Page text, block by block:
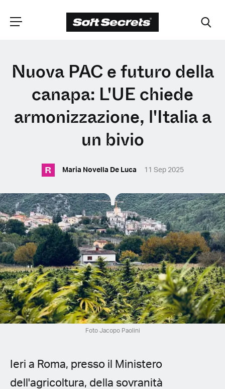
SCEGLI LA
TUA POSIZIONE
Dutch
English (United States)
Spanish (Spain)
Spanish (Latin America)
German
French
Italian
Polish
Nuova PAC e futuro della
canapa: L'UE chiede
armonizzazione, l'Italia a
un bivio
R Maria Novella De Luca 11 Sep 2025
Foto Jacopo Paolini
Ieri a Roma, presso il Ministero
dell'agricoltura, della sovranità